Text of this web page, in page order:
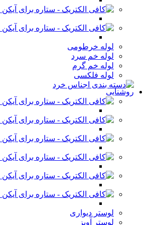
لوله خرطومی
لوله خم سرد
لوله خم گرم
لوله فلکسی
روشنایی
لوستر دیواری
لوستر آویز